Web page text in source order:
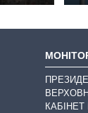
КАБІНЕТ